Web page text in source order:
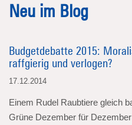
Neu im Blog
Budgetdebatte 2015:
raffgierig und verlogen?
17.12.2014
Einem Rudel Raubtiere gleich
Grüne Dezember für